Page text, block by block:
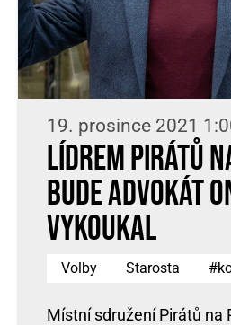
19. prosince 2021
Lídrem Pirátů
bude advokát
Vykoukal
Volby Starosta
Místní sdružení Pirátů na